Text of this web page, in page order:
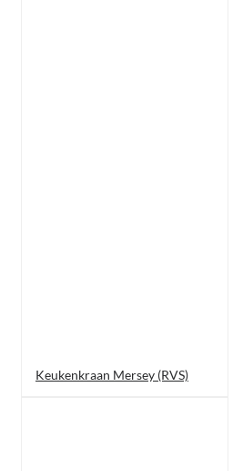
Keukenkraan Mersey (RVS)